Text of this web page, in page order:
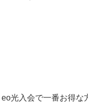
光入会で一番お得な